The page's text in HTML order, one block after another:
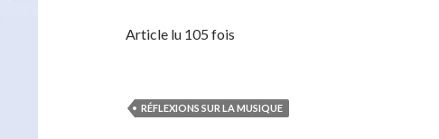
Article lu 105 fois
RÉFLEXIONS SUR LA MUSIQUE